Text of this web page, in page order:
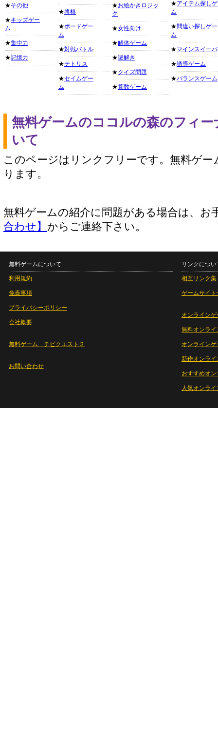
★その他
★キッズゲー
ム
★集中力
★記憶力
★将棋
★ボードゲー
ム
★対戦バトル
★テトリス
★セイムゲー
ム
★お絵かきロジッ
ク
★女性向け
★解体ゲーム
★謎解き
★クイズ問題
★算数ゲーム
★アイテム探し
ム
★間違い探しゲー
ム
★マインスイーパ
★誘導ゲーム
★バランスゲーム
無料ゲームのココルの森のフィ
いて
このページはリンクフリーです。無料ゲー
ります。
無料ゲームの紹介に問題がある場合は、お
合わせ】 からご連絡下さい。
無料ゲームについて
利用規約
免責事項
プライバシーポリシー
会社概要
無料ゲーム チビクエスト２
お問い合わせ
リンクについ
相互リンク集
ゲームサイト
オンラインゲ
無料オンライ
オンライン
新作オンライ
おすすめオ
人気オンラ